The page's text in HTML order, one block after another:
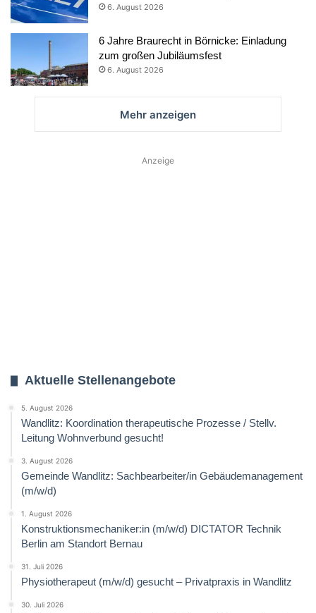
6. August 2026
6 Jahre Braurecht in Börnicke: Einladung
zum großen Jubiläumsfest
6. August 2026
Mehr anzeigen
Anzeige
Aktuelle Stellenangebote
5. August 2026
Wandlitz: Koordination therapeutische Prozesse / Stellv.
Leitung Wohnverbund gesucht!
3. August 2026
Gemeinde Wandlitz: Sachbearbeiter/in Gebäudemanagement
(m/w/d)
1. August 2026
Konstruktionsmechaniker:in (m/w/d) DICTATOR Technik
Berlin am Standort Bernau
31. Juli 2026
Physiotherapeut (m/w/d) gesucht – Privatpraxis in Wandlitz
30. Juli 2026